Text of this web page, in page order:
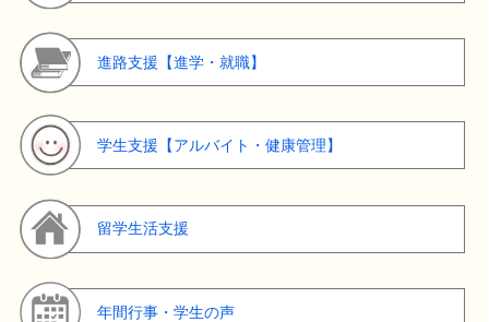
進路支援【進学・就職】
学生支援【アルバイト・健康管理】
留学生活支援
年間行事・学生の声